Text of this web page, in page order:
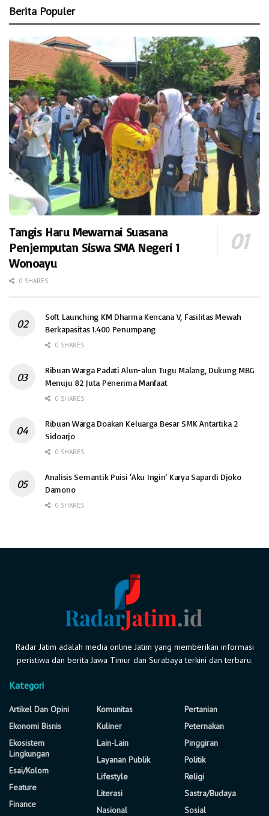
Berita Populer
Tangis Haru Mewarnai Suasana
Penjemputan Siswa SMA Negeri 1
Wonoayu
0 SHARES
Soft Launching KM Dharma Kencana V, Fasilitas Mewah
Berkapasitas 1.400 Penumpang
0 SHARES
Ribuan Warga Padati Alun-alun Tugu Malang, Dukung MBG
Menuju 82 Juta Penerima Manfaat
0 SHARES
Ribuan Warga Doakan Keluarga Besar SMK Antartika 2
Sidoarjo
0 SHARES
Analisis Semantik Puisi ‘Aku Ingin’ Karya Sapardi Djoko
Damono
0 SHARES
Radar Jatim adalah media online Jatim yang memberikan informasi
peristiwa dan berita Jawa Timur dan Surabaya terkini dan terbaru.
Kategori
Artikel Dan Opini
Ekonomi Bisnis
Ekosistem
Lingkungan
Esai/Kolom
Feature
Finance
Komunitas
Kuliner
Lain-Lain
Layanan Publik
Lifestyle
Literasi
Nasional
Pertanian
Peternakan
Pinggiran
Politik
Religi
Sastra/Budaya
Sosial